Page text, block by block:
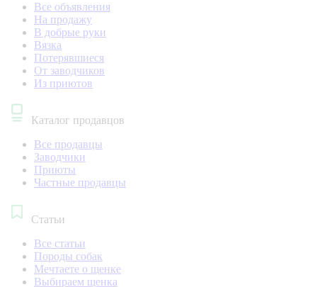
Все объявления
На продажу
В добрые руки
Вязка
Потерявшиеся
От заводчиков
Из приютов
Каталог продавцов
Все продавцы
Заводчики
Приюты
Частные продавцы
Статьи
Все статьи
Породы собак
Мечтаете о щенке
Выбираем щенка